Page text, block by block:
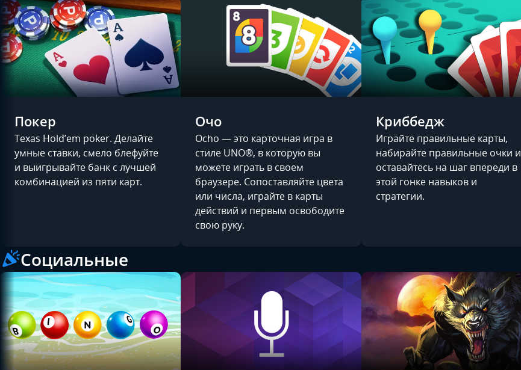
Покер
Texas Hold’em poker. Делайте
умные ставки, смело блефуйте
и выигрывайте банк с лучшей
комбинацией из пяти карт.
Очо
Ocho — это карточная игра в
стиле UNO®, в которую вы
можете играть в своем
браузере. Сопоставляйте цвета
или числа, играйте в карты
действий и первым освободите
свою руку.
Криббедж
Играйте правильные карты,
набирайте правильные очки и
оставайтесь на шаг впереди в
этой гонке навыков и
стратегии.
Социальные